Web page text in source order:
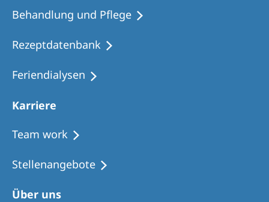
Serbia
Slovenia
Spain
Sweden
United Kingdom
Behandlung und Pflege
Rezeptdatenbank
Feriendialysen
Karriere
Team work
Stellenangebote
Über uns